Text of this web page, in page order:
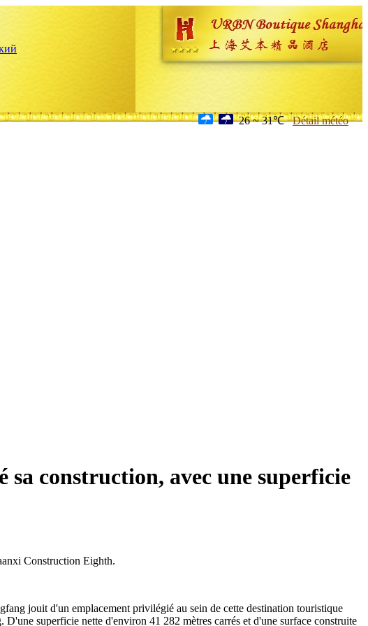
26 ~ 31℃ Détail météo
construction, avec une superficie
Construction Eighth.
jouit d'un emplacement privilégié au sein de cette destination touristique
superficie nette d'environ 41 282 mètres carrés et d'une surface construite